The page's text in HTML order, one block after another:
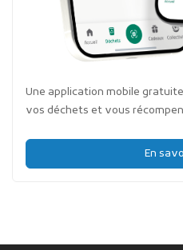
Une application mobile
vos déchets et vous
En